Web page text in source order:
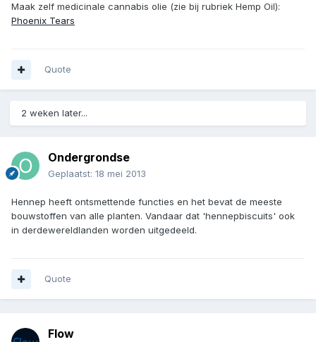
Maak zelf medicinale cannabis olie (zie bij rubriek Hemp Oil):
Phoenix Tears
Quote
2 weken later...
Ondergrondse
Geplaatst: 18 mei 2013
Hennep heeft ontsmettende functies en het bevat de meeste
bouwstoffen van alle planten. Vandaar dat 'hennepbiscuits' ook
in derdewereldlanden worden uitgedeeld.
Quote
Flow